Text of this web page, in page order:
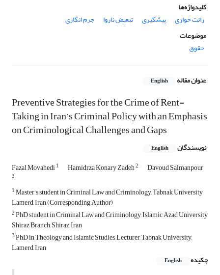
کلیدواژه‌ها
رانت خواری
پیشگیری تبعیض ناروا
جرم انگاری
موضوعات
حقوق
عنوان مقاله English
Preventive Strategies for the Crime of Rent-
Taking in Iran’s Criminal Policy with an Emphasis
on Criminological Challenges and Gaps
نویسندگان English
Fazal Movahedi1 Hamidrza Konary Zadeh2 Davoud Salmanpour
3
1Master's student in Criminal Law and Criminology, Tabnak University,
Lamerd, Iran (Corresponding Author)
2PhD student in Criminal Law and Criminology, Islamic Azad University,
Shiraz Branch, Shiraz, Iran
3PhD in Theology and Islamic Studies, Lecturer, Tabnak University,
Lamerd, Iran
چکیده
English